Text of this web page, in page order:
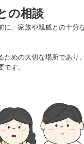
の相談
に、家族や親戚との十分
ための大切な場所であり
です。